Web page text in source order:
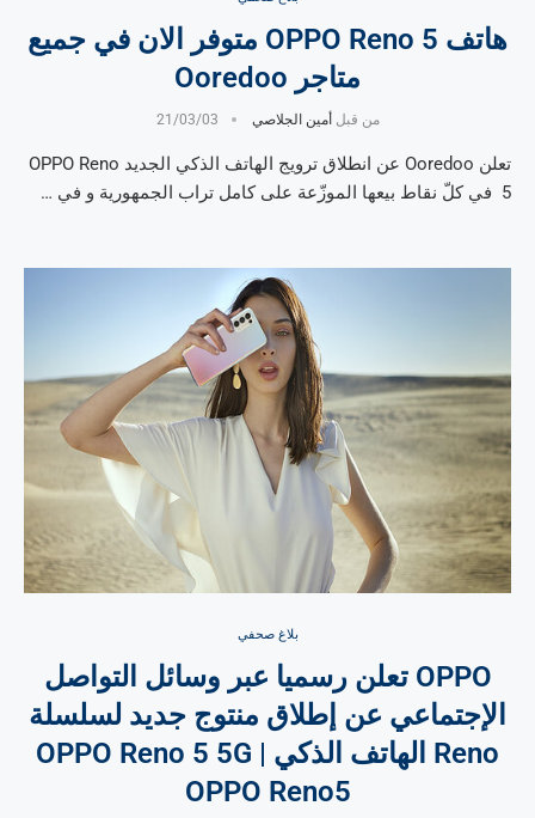
هاتف OPPO Reno 5 متوفر الان في جميع
متاجر Ooredoo
من قبل أمين الجلاصي 21/03/03
تعلن Ooredoo عن انطلاق ترويج الهاتف الذكي الجديد OPPO Reno
5 في كلّ نقاط بيعها الموزّعة على كامل تراب الجمهورية و في …
بلاغ صحفي
OPPO تعلن رسميا عبر وسائل التواصل
الإجتماعي عن إطلاق منتوج جديد لسلسلة
Reno الهاتف الذكي OPPO Reno 5 5G |
OPPO Reno5